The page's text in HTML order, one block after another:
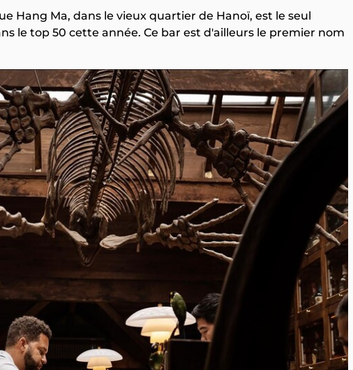
Hang Ma, dans le vieux quartier de Hanoï, est le seul
le top 50 cette année. Ce bar est d'ailleurs le premier nom